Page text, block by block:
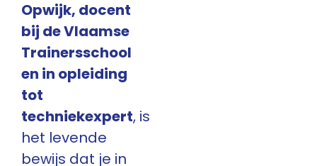
Opwijk, docent
bij de Vlaamse
Trainersschool
en in opleiding
tot
techniekexpert, is
het levende
bewijs dat je in